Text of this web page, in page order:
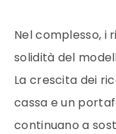
Nel complesso, i
solidità del
La crescita dei
cassa e un
continuano a